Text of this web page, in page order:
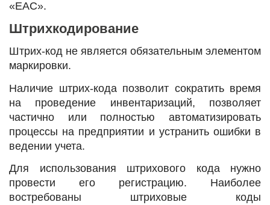
«ЕАС».
Штрихкодирование
Штрих-код не является обязательным элементом
маркировки.
Наличие штрих-кода позволит сократить время
на проведение инвентаризаций, позволяет
частично или полностью автоматизировать
процессы на предприятии и устранить ошибки в
ведении учета.
Для использования штрихового кода нужно
провести его регистрацию. Наиболее
востребованы штриховые коды